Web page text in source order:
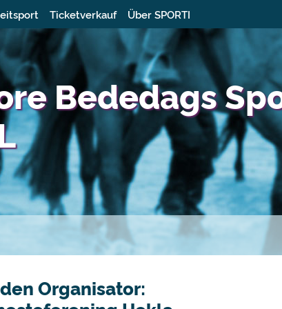
Ticketverkauf Über SPORTI
Bededags
Organisator: